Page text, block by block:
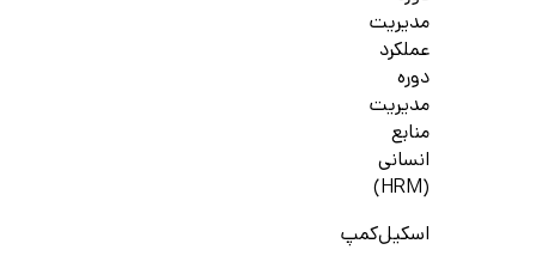
مدیریت
عملکرد
دوره
مدیریت
منابع
انسانی
(HRM)
اسکیل‌کمپ